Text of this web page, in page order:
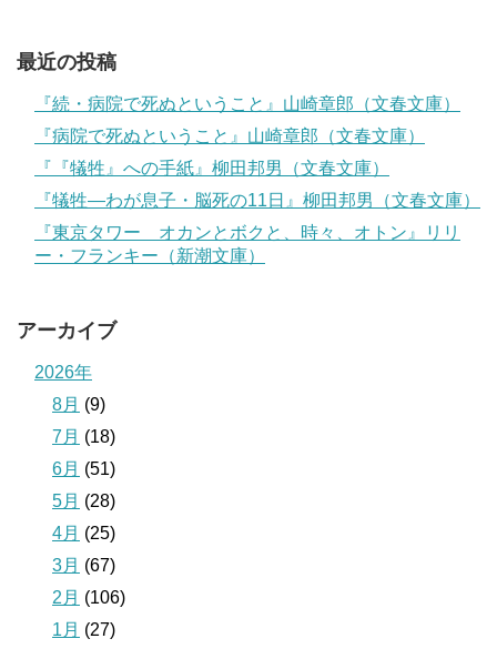
最近の投稿
『続・病院で死ぬということ』山崎章郎（文春文庫）
『病院で死ぬということ』山崎章郎（文春文庫）
『『犠牲』への手紙』柳田邦男（文春文庫）
『犠牲―わが息子・脳死の11日』柳田邦男（文春文庫）
『東京タワー オカンとボクと、時々、オトン』リリ
ー・フランキー（新潮文庫）
アーカイブ
2026年
8月 (9)
7月 (18)
6月 (51)
5月 (28)
4月 (25)
3月 (67)
2月 (106)
1月 (27)